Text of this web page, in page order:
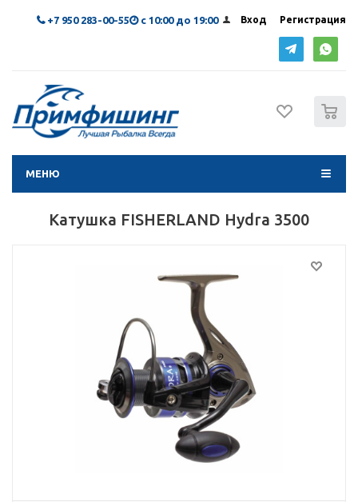
Вход Регистрация
+7 950 283-00-55 с 10:00 до 19:00
МЕНЮ
Катушка FISHERLAND Hydra 3500